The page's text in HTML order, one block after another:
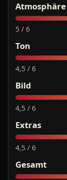
Atmosphäre
5 / 6
Ton
4,5 / 6
Bild
4,5 / 6
Extras
4,5 / 6
Gesamt